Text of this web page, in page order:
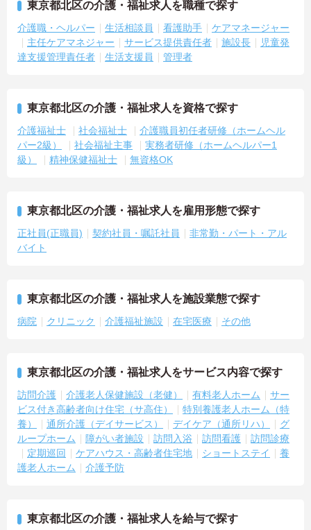
東京都北区の介護・福祉求人を職種で探す
介護職・ヘルパー 生活相談員 看護助手
ケアマネージャー
主任ケアマネジャー
サービス提供責任者 施設長
児童発
達支援管理責任者
生活支援員 管理者
東京都北区の介護・福祉求人を資格で探す
介護福祉士 社会福祉士
介護職員初任者研修（ホームヘル
パー2級）
社会福祉主事
実務者研修（ホームヘルパー1
級）
精神保健福祉士 無資格OK
東京都北区の介護・福祉求人を雇用形態で探す
正社員(正職員) 契約社員・嘱託社員
非常勤・パート・アル
バイト
東京都北区の介護・福祉求人を施設業態で探す
病院 クリニック 介護福祉施設 在宅医療 その他
東京都北区の介護・福祉求人をサービス内容で探す
訪問介護 介護老人保健施設（老健） 有料老人ホーム
サー
ビス付き高齢者向け住宅（サ高住）
特別養護老人ホーム（特
養）
通所介護（デイサービス） デイケア（通所リハ）
グ
ループホーム
障がい者施設 訪問入浴 訪問看護
訪問診療
定期巡回
ケアハウス・高齢者住宅地 ショートステイ
養
護老人ホーム
介護予防
東京都北区の介護・福祉求人を給与で探す